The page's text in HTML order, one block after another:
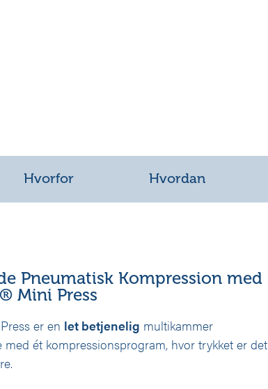
Hvorfor Hvordan
Pneumatisk Kompression med
Mini Press
er en let betjenelig multikammer
ét kompressionsprogram, hvor trykket er det